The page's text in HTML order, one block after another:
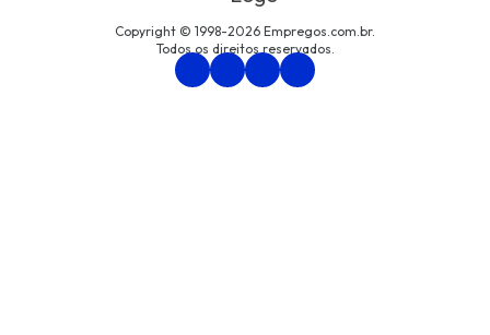
Copyright © 1998-2026 Empregos.com.br.
Todos os direitos reservados.